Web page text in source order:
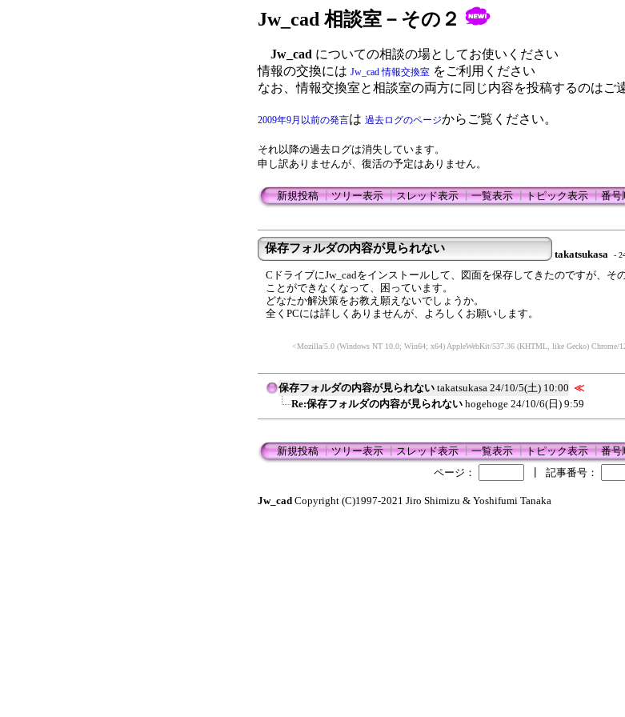
Jw_cad 相談室－その２
Jw_cad についての相談の場としてお使いください
情報の交換には Jw_cad 情報交換室 をご利用ください
なお、情報交換室と相談室の両方に同じ内容を投稿するのはご
2009年9月以前の発言は 過去ログのページからご覧ください。
それ以降の過去ログは消失しています。
申し訳ありませんが、復活の予定はありません。
新規投稿┃ツリー表示┃スレッド表示┃一覧表示┃トピック表示┃番号
保存フォルダの内容が見られない takatsukasa -
CドライブにJw_cadをインストールして、図面を保存してきたのですが、そ
ことができなくなって、困っています。
どなたか解決策をお教え願えないでしょうか。
全くPCには詳しくありませんが、よろしくお願いします。
<Mozilla/5.0 (Windows NT 10.0; Win64; x64) AppleWebKit/537.36 (KHTML, like Gecko) Chrome/
保存フォルダの内容が見られない takatsukasa 24/10/5(土) 10:00 ≪
Re:保存フォルダの内容が見られない hogehoge 24/10/6(日) 9:59
新規投稿┃ツリー表示┃スレッド表示┃一覧表示┃トピック表示┃番号
ページ：
記事番号：
Jw_cad Copyright (C)1997-2021 Jiro Shimizu & Yoshifumi Tanaka